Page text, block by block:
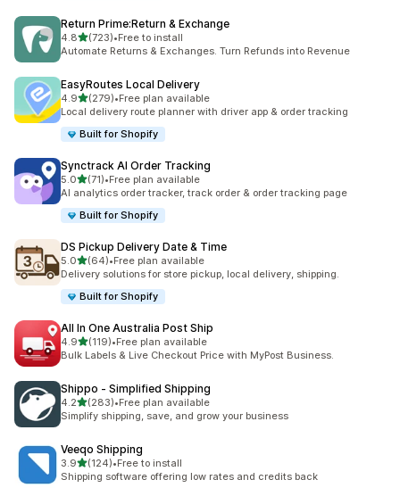
Return Prime:Return & Exchange
4.8滿分 5 顆星
(723)
共有 723 則評價
•Free to install
Automate Returns & Exchanges. Turn Refunds into Revenue
EasyRoutes Local Delivery
4.9滿分 5 顆星
(279)
共有 279 則評價
•Free plan available
Local delivery route planner with driver app & order tracking
Built for Shopify
Synctrack AI Order Tracking
5.0滿分 5 顆星
(71)
共有 71 則評價
•Free plan available
AI analytics order tracker, track order & order tracking page
Built for Shopify
DS Pickup Delivery Date & Time
5.0滿分 5 顆星
(64)
共有 64 則評價
•Free plan available
Delivery solutions for store pickup, local delivery, shipping.
Built for Shopify
All In One Australia Post Ship
4.9滿分 5 顆星
(119)
共有 119 則評價
•Free plan available
Bulk Labels & Live Checkout Price with MyPost Business.
Shippo ‑ Simplified Shipping
4.2滿分 5 顆星
(283)
共有 283 則評價
•Free plan available
Simplify shipping, save, and grow your business
Veeqo Shipping
3.9滿分 5 顆星
(124)
共有 124 則評價
•Free to install
Shipping software offering low rates and credits back